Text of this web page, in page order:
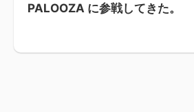
PALOOZA に参戦してきた。